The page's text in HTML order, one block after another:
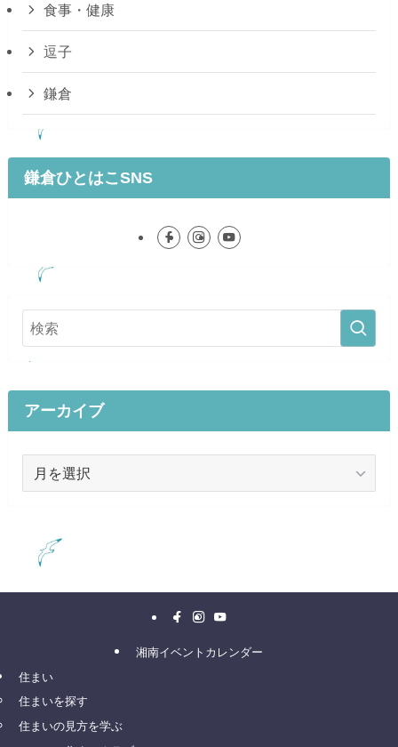
食事・健康
逗子
鎌倉
鎌倉ひとはこSNS
アーカイブ
湘南イベントカレンダー
住まい
住まいを探す
住まいの見方を学ぶ